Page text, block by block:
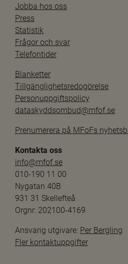
Jobba hos oss
Press
Statistik
Frågor och svar
Telefontider
Blanketter
Tillgänglighetsredogörelse
Personuppgiftspolicy
dataskyddsombud@mfof.se
Prenumerera på MFoFs
Kontakta oss
info@mfof.se
010-190 11 00
Nygatan 40B
931 31 Skellefteå
Orgnr: 202100-4169
Ansvarig utgivare: Per Bergling
Fler kontaktuppgifter